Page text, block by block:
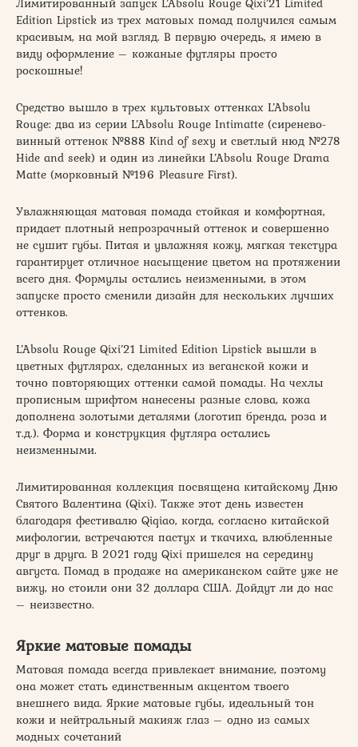
Edition Lipstick из трех матовых помад получился самым
красивым, на мой взгляд. В первую очередь, я имею в
виду оформление – кожаные футляры просто
роскошные!
Средство вышло в трех культовых оттенках L’Absolu
Rouge: два из серии L’Absolu Rouge Intimatte (сиренево-
винный оттенок №888 Kind of sexy и светлый нюд №278
Hide and seek) и один из линейки L’Absolu Rouge Drama
Matte (морковный №196 Pleasure First).
Увлажняющая матовая помада стойкая и комфортная,
придает плотный непрозрачный оттенок и совершенно
не сушит губы. Питая и увлажняя кожу, мягкая текстура
гарантирует отличное насыщение цветом на протяжении
всего дня. Формулы остались неизменными, в этом
запуске просто сменили дизайн для нескольких лучших
оттенков.
L’Absolu Rouge Qixi’21 Limited Edition Lipstick вышли в
цветных футлярах, сделанных из веганской кожи и
точно повторяющих оттенки самой помады. На чехлы
прописным шрифтом нанесены разные слова, кожа
дополнена золотыми деталями (логотип бренда, роза и
т.д.). Форма и конструкция футляра остались
неизменными.
Лимитированная коллекция посвящена китайскому Дню
Святого Валентина (Qixi). Также этот день известен
благодаря фестивалю Qiqiao, когда, согласно китайской
мифологии, встречаются пастух и ткачиха, влюбленные
друг в друга. В 2021 году Qixi пришелся на середину
августа. Помад в продаже на американском сайте уже не
вижу, но стоили они 32 доллара США. Дойдут ли до нас
– неизвестно.
Яркие матовые помады
Матовая помада всегда привлекает внимание, поэтому
она может стать единственным акцентом твоего
внешнего вида. Яркие матовые губы, идеальный тон
кожи и нейтральный макияж глаз – одно из самых
модных сочетаний